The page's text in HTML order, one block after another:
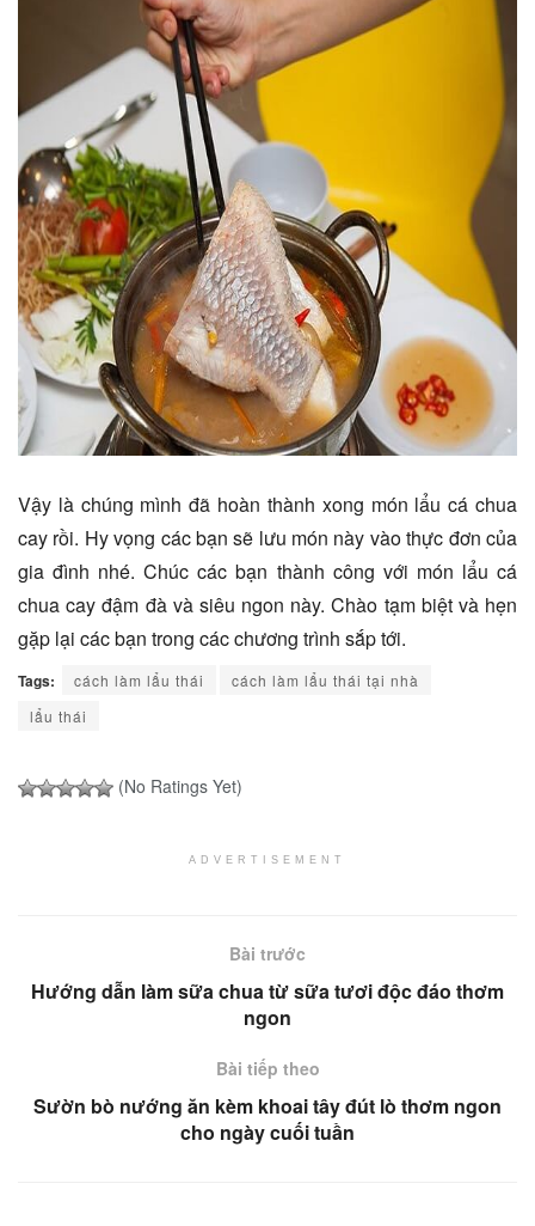
Vậy là chúng mình đã hoàn thành xong món lẩu cá chua
cay rồi. Hy vọng các bạn sẽ lưu món này vào thực đơn của
gia đình nhé. Chúc các bạn thành công với món lẩu cá
chua cay đậm đà và siêu ngon này. Chào tạm biệt và hẹn
gặp lại các bạn trong các chương trình sắp tới.
Tags: cách làm lẩu thái
cách làm lẩu thái tại nhà
lẩu thái
(No Ratings Yet)
ADVERTISEMENT
Bài trước
Hướng dẫn làm sữa chua từ sữa tươi độc đáo thơm
ngon
Bài tiếp theo
Sườn bò nướng ăn kèm khoai tây đút lò thơm ngon
cho ngày cuối tuần